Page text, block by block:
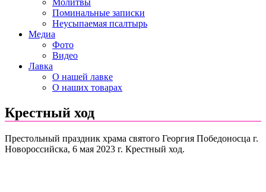
Молитвы
Поминальные записки
Неусыпаемая псалтырь
Медиа
Фото
Видео
Лавка
О нашей лавке
О наших товарах
Крестный ход
Престольный праздник храма святого Георгия Победоносца г.
Новороссийска, 6 мая 2023 г. Крестный ход.